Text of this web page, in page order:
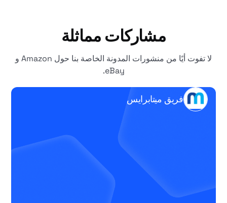
مشاركات مماثلة
لا تفوت أيًا من منشورات المدونة الخاصة بنا حول Amazon و
eBay.
فريق ميتابرايس